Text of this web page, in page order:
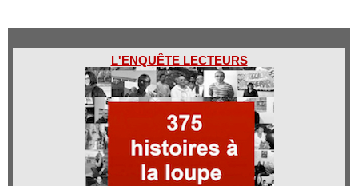
L'ENQUÊTE LECTEURS